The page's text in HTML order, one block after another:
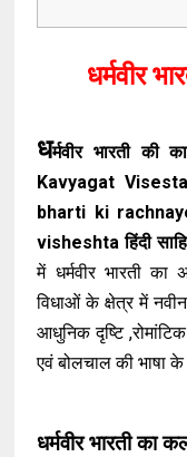
धर्मवीर
धर्मवीर भारती की
Kavyagat
bharti ki
visheshtaहिंदी
में धर्मवीर भारती का
विधाओं के क्षेत्र में
आधुनिक दृष्टि
एवं बोलचाल की भाषा
धर्मवीर भारती का